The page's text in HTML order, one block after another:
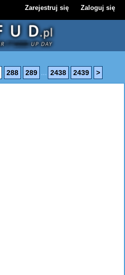
Zarejestruj się Zaloguj się
288 289 ... 2438 2439 >